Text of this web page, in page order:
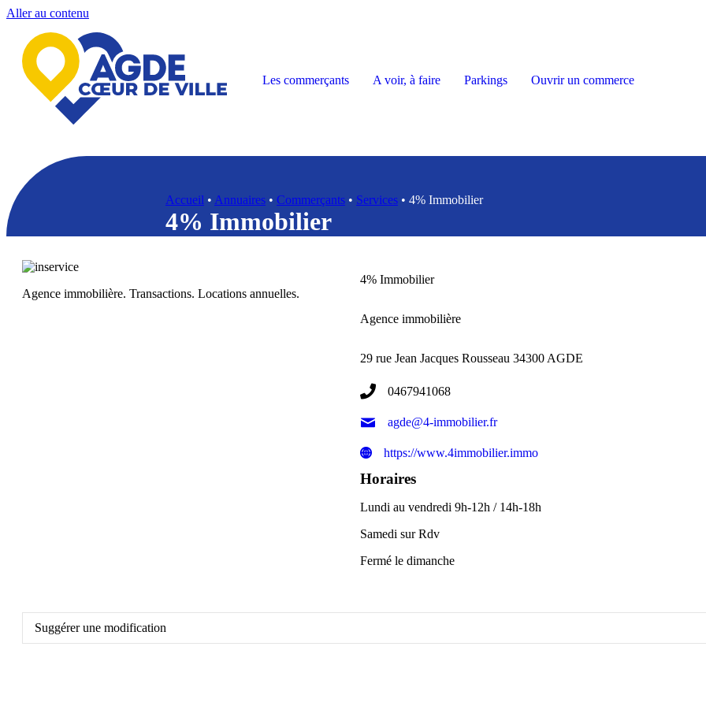
Aller au contenu
Les commerçants A voir, à faire Parkings Ouvrir un commerce
Accueil • Annuaires • Commerçants • Services • 4% Immobilier
4% Immobilier
Agence immobilière. Transactions. Locations annuelles.
4% Immobilier
Agence immobilière
29 rue Jean Jacques Rousseau 34300 AGDE
0467941068
agde@4-immobilier.fr
https://www.4immobilier.immo
Horaires
Lundi au vendredi 9h-12h / 14h-18h
Samedi sur Rdv
Fermé le dimanche
Suggérer une modification